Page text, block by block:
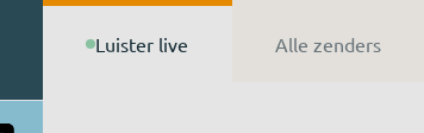
Luister live Alle zenders